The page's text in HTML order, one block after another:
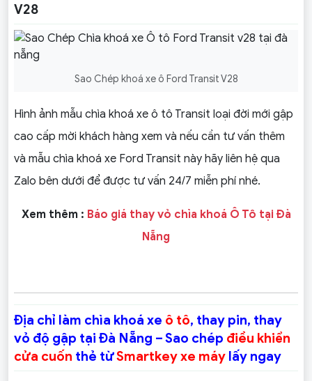
V28
Sao Chép khoá xe ô Ford Transit V28
Hình ảnh mẫu chìa khoá xe ô tô Transit loại đời mới gập
cao cấp mời khách hàng xem và nếu cần tư vấn thêm
và mẫu chìa khoá xe Ford Transit này hãy liên hệ qua
Zalo bên dưới để được tư vấn 24/7 miễn phí nhé.
Xem thêm : Báo giá thay vỏ chìa khoá Ô Tô tại Đà
Nẵng
Địa chỉ làm chìa khoá xe ô tô, thay pin, thay
vỏ độ gập tại Đà Nẵng – Sao chép điều khiển
cửa cuốn thẻ từSmartkey xe máy lấy ngay